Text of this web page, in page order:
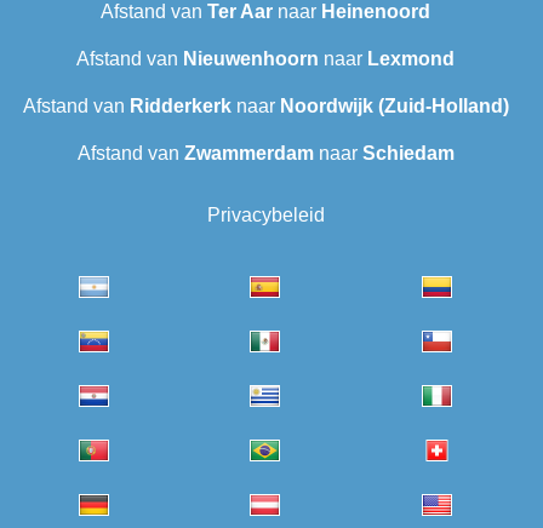
Afstand van Ter Aar naar Heinenoord
Afstand van Nieuwenhoorn naar Lexmond
Afstand van Ridderkerknaar Noordwijk (Zuid-Holland)
Afstand van Zwammerdamnaar Schiedam
Privacybeleid